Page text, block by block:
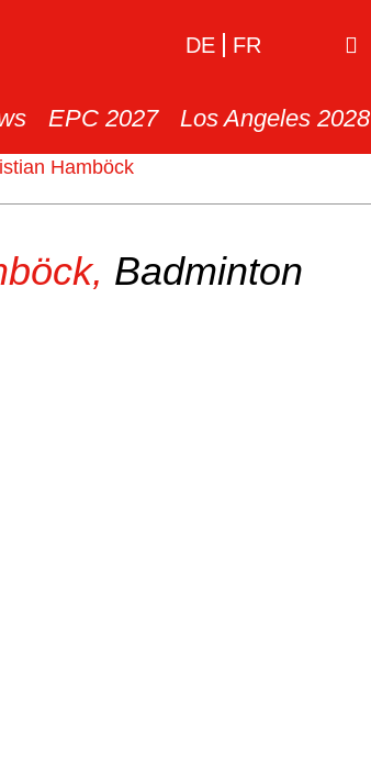
DE FR
EPC 2027 Los Angeles 2028
Hamböck
Badminton